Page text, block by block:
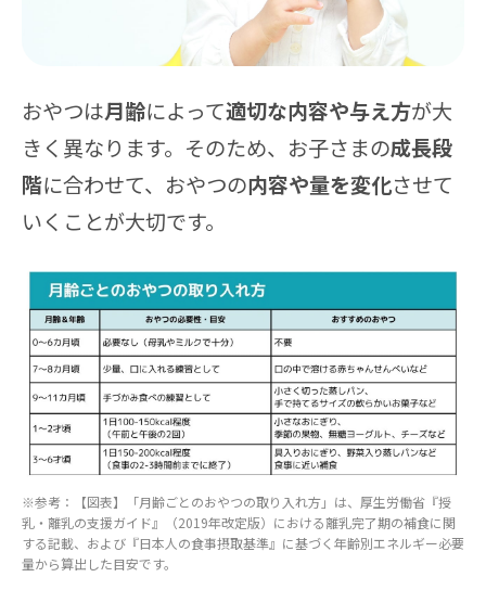
おやつは月齢によって適切な内容や与え方が大
きく異なります。そのため、お子さまの成長段
階に合わせて、おやつの内容や量を変化させて
いくことが大切です。
※参考：【図表】「月齢ごとのおやつの取り入れ方」は、厚生労働省『授
乳・離乳の支援ガイド』（2019年改定版）における離乳完了期の補食に関
する記載、および『日本人の食事摂取基準』に基づく年齢別エネルギー必要
量から算出した目安です。